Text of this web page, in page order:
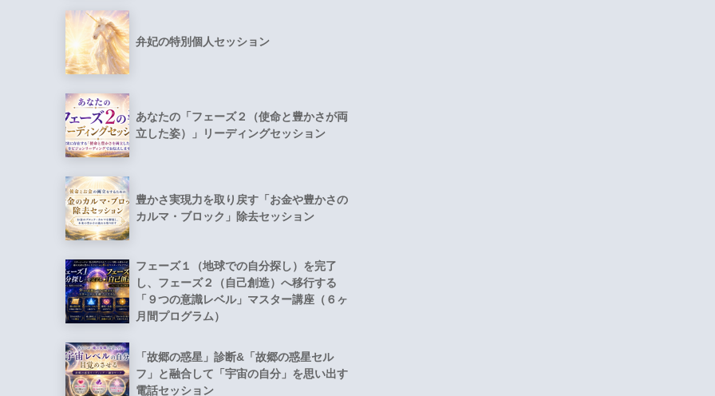
弁妃の特別個人セッション
あなたの「フェーズ２（使命と豊かさが両
立した姿）」リーディングセッション
豊かさ実現力を取り戻す「お金や豊かさの
カルマ・ブロック」除去セッション
フェーズ１（地球での自分探し）を完了
し、フェーズ２（自己創造）へ移行する
「９つの意識レベル」マスター講座（６ヶ
月間プログラム）
「故郷の惑星」診断&「故郷の惑星セル
フ」と融合して「宇宙の自分」を思い出す
電話セッション